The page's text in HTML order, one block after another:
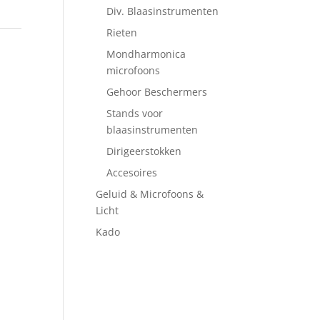
Div. Blaasinstrumenten
Rieten
Mondharmonica
microfoons
Gehoor Beschermers
Stands voor
blaasinstrumenten
Dirigeerstokken
Accesoires
Geluid & Microfoons &
Licht
Kado